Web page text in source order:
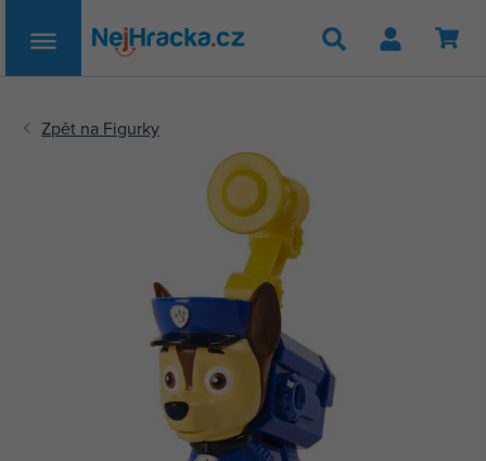
Hledat